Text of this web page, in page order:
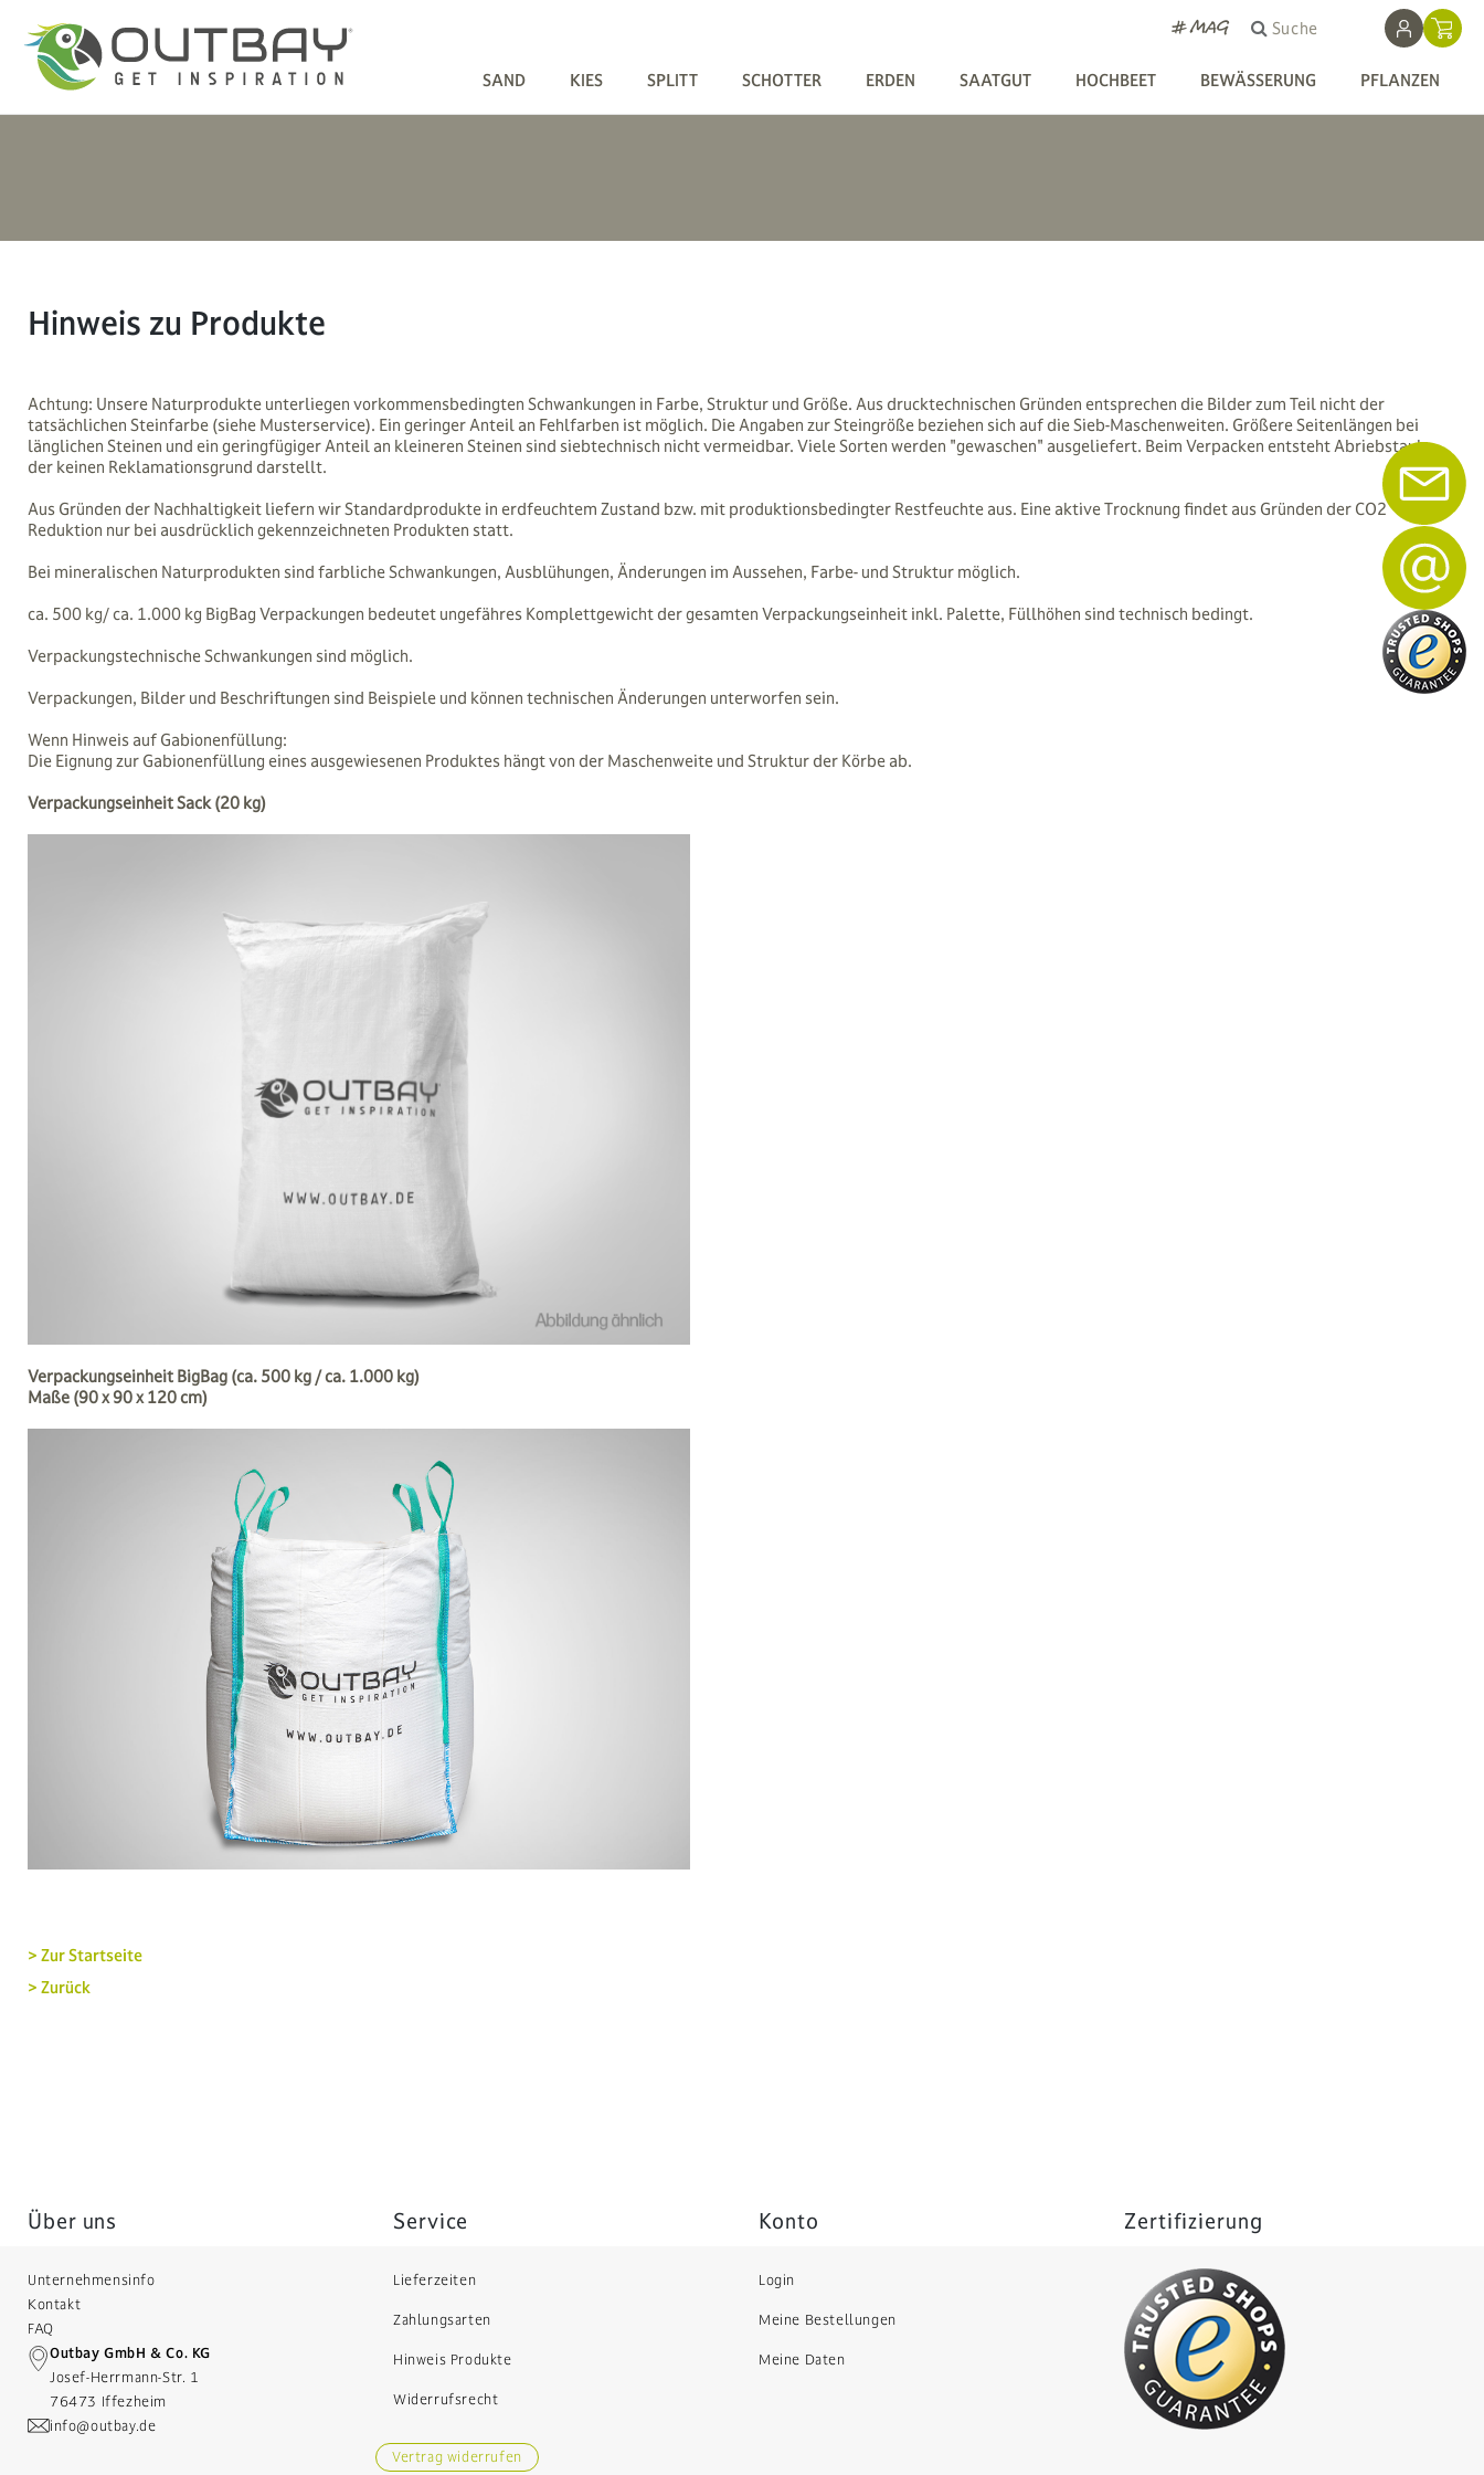
# MAG Suche
SAND KIES SPLITT SCHOTTER ERDEN SAATGUT HOCHBEET BEWÄSSERUNG PFLANZEN
Hinweis zu Produkte
Achtung: Unsere Naturprodukte unterliegen vorkommensbedingten Schwankungen in Farbe, Struktur und Größe. Aus drucktechnischen Gründen entsprechen die Bilder zum Teil nicht der
tatsächlichen Steinfarbe (siehe Musterservice). Ein geringer Anteil an Fehlfarben ist möglich. Die Angaben zur Steingröße beziehen sich auf die Sieb-Maschenweiten. Größere Seitenlängen bei
länglichen Steinen und ein geringfügiger Anteil an kleineren Steinen sind siebtechnisch nicht vermeidbar. Viele Sorten werden "gewaschen" ausgeliefert. Beim Verpacken entsteht Abriebstaub,
der keinen Reklamationsgrund darstellt.
Aus Gründen der Nachhaltigkeit liefern wir Standardprodukte in erdfeuchtem Zustand bzw. mit produktionsbedingter Restfeuchte aus. Eine aktive Trocknung findet aus Gründen der CO2
Reduktion nur bei ausdrücklich gekennzeichneten Produkten statt.
Bei mineralischen Naturprodukten sind farbliche Schwankungen, Ausblühungen, Änderungen im Aussehen, Farbe- und Struktur möglich.
ca. 500 kg/ ca. 1.000 kg BigBag Verpackungen bedeutet ungefähres Komplettgewicht der gesamten Verpackungseinheit inkl. Palette, Füllhöhen sind technisch bedingt.
Verpackungstechnische Schwankungen sind möglich.
Verpackungen, Bilder und Beschriftungen sind Beispiele und können technischen Änderungen unterworfen sein.
Wenn Hinweis auf Gabionenfüllung:
Die Eignung zur Gabionenfüllung eines ausgewiesenen Produktes hängt von der Maschenweite und Struktur der Körbe ab.
Verpackungseinheit Sack (20 kg)
Verpackungseinheit BigBag (ca. 500 kg / ca. 1.000 kg)
Maße (90 x 90 x 120 cm)
> Zur Startseite
> Zurück
Über uns Service Konto Zertifizierung
Unternehmensinfo
Kontakt
FAQ
Outbay GmbH & Co. KG
Josef-Herrmann-Str. 1
76473 Iffezheim
info@outbay.de
Lieferzeiten
Zahlungsarten
Hinweis Produkte
Widerrufsrecht
Vertrag widerrufen
Login
Meine Bestellungen
Meine Daten